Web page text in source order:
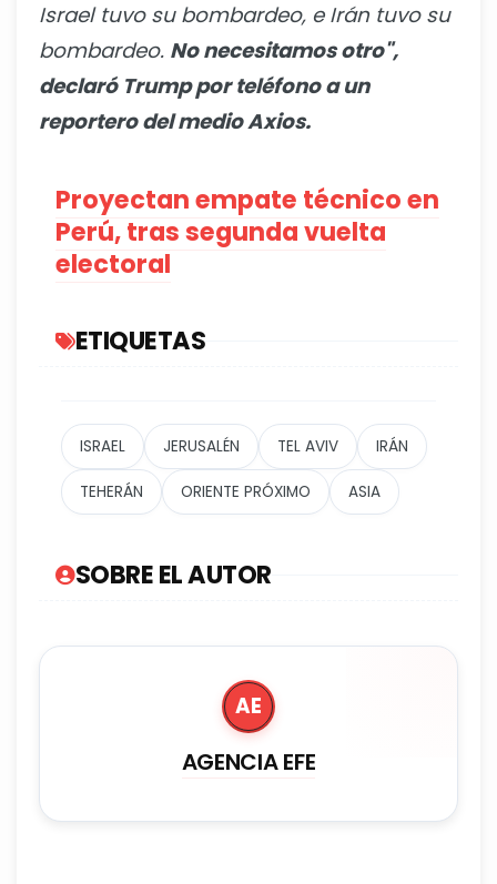
Israel tuvo su bombardeo, e Irán tuvo su
bombardeo. No necesitamos otro",
declaró Trump por teléfono a un
reportero del medio Axios.
Proyectan empate técnico en
Perú, tras segunda vuelta
electoral
ETIQUETAS
ISRAEL JERUSALÉN TEL AVIV IRÁN
TEHERÁN ORIENTE PRÓXIMO ASIA
SOBRE EL AUTOR
AE
AGENCIA EFE